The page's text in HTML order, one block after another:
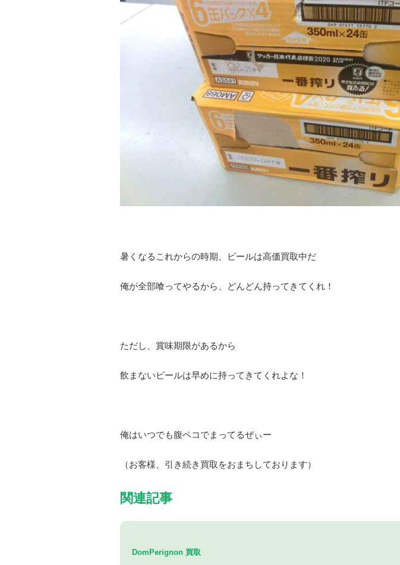
暑くなるこれからの時期、ビールは高価買取中だ
俺が全部喰ってやるから、どんどん持ってきてくれ！
ただし、賞味期限があるから
飲まないビールは早めに持ってきてくれよな！
俺はいつでも腹ペコでまってるぜぃー
（お客様、引き続き買取をおまちしております）
関連記事
DomPerignon 買取